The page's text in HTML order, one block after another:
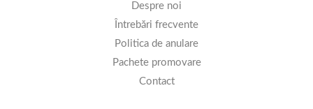
Despre noi
Întrebări frecvente
Politica de anulare
Pachete promovare
Contact